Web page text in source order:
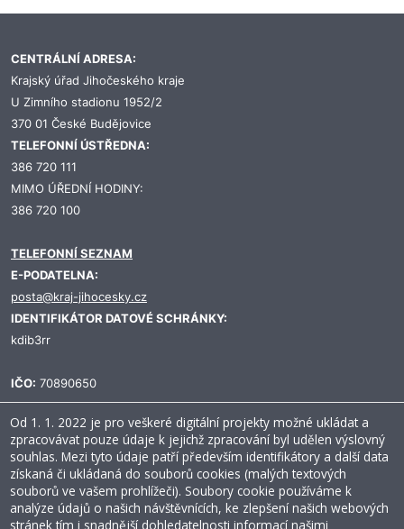
Dobrý den, jsem Holly – AI chatbot
Jihočeského kraje. S čím vám dnes mohu
pomoci?
CENTRÁLNÍ ADRESA:
Krajský úřad Jihočeského kraje
U Zimního stadionu 1952/2
370 01 České Budějovice
TELEFONNÍ ÚSTŘEDNA:
386 720 111
MIMO ÚŘEDNÍ HODINY:
386 720 100
TELEFONNÍ SEZNAM
E-PODATELNA:
posta@kraj-jihocesky.cz
IDENTIFIKÁTOR DATOVÉ SCHRÁNKY:
kdib3rr
IČO: 70890650
Prohlášení o přístupnosti Ochrana osobních údajůMapa stránek
RSSPřihlásitCC0 1.0
Od 1. 1. 2022 je pro veškeré digitální projekty možné ukládat a
zpracovávat pouze údaje k jejichž zpracování byl udělen výslovný
souhlas. Mezi tyto údaje patří především identifikátory a další data
získaná či ukládaná do souborů cookies (malých textových
souborů ve vašem prohlížeči). Soubory cookie používáme k
analýze údajů o našich návštěvnících, ke zlepšení našich webových
stránek tím i snadnější dohledatelnosti informací našimi